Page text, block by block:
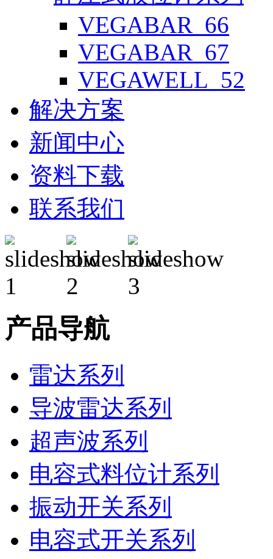
VEGABAR_66
VEGABAR_67
VEGAWELL_52
解决方案
新闻中心
资料下载
联系我们
产品导航
雷达系列
导波雷达系列
超声波系列
电容式料位计系列
振动开关系列
电容式开关系列